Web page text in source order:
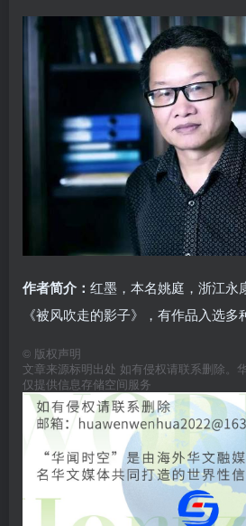
作者简介： 红墨，本名姚庭，浙江永
《被风吹走的影子》，有作品入选多
© 版权声明
文章来源标明出处 如有侵权请联系删除。
仅提供信息存储空间服务